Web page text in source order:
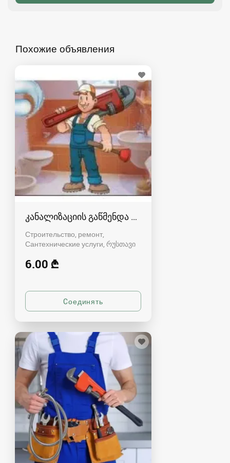
Похожие объявления
კანალიზაციის გაწმენდა რუსთავში
Строительство, ремонт,
Сантехнические услуги რუსთავი
6.00 ₾